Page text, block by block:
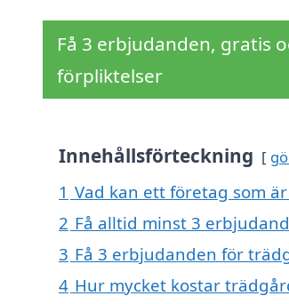
Få 3 erbjudanden, gratis
förpliktelser
Innehållsförteckning
1 Vad kan ett företag som
2 Få alltid minst 3
3 Få 3 erbjudanden för
4 Hur mycket kostar